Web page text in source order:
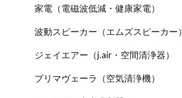
家電（電磁波低減・健康家電）
波動スピーカー（エムズスピーカー）
ジェイエアー（j.air・空間清浄器）
プリマヴェーラ（空気清浄機）